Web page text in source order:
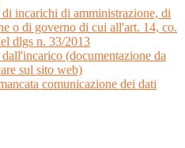
incarichi di amministrazione, di
o di governo di cui all'art. 14, co.
dlgs n. 33/2013
dall'incarico (documentazione da
sul sito web)
comunicazione dei dati